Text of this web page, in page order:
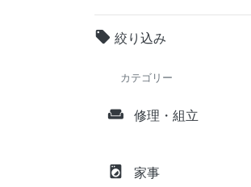
local_offer 絞り込み
カテゴリー
weekend 修理・組立
local_laundry_service 家事